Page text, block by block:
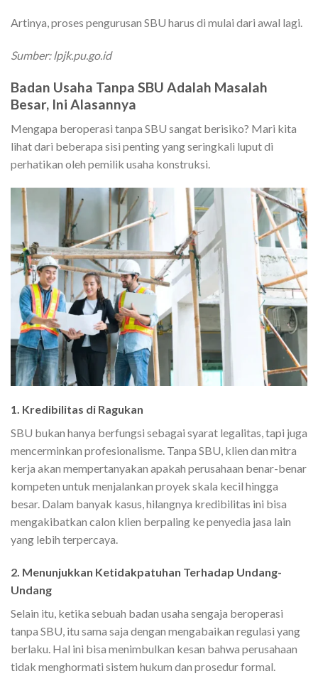
Artinya, proses pengurusan SBU harus di mulai dari awal lagi.
Sumber: lpjk.pu.go.id
Badan Usaha Tanpa SBU Adalah Masalah
Besar, Ini Alasannya
Mengapa beroperasi tanpa SBU sangat berisiko? Mari kita
lihat dari beberapa sisi penting yang seringkali luput di
perhatikan oleh pemilik usaha konstruksi.
1. Kredibilitas di Ragukan
SBU bukan hanya berfungsi sebagai syarat legalitas, tapi juga
mencerminkan profesionalisme. Tanpa SBU, klien dan mitra
kerja akan mempertanyakan apakah perusahaan benar-benar
kompeten untuk menjalankan proyek skala kecil hingga
besar. Dalam banyak kasus, hilangnya kredibilitas ini bisa
mengakibatkan calon klien berpaling ke penyedia jasa lain
yang lebih terpercaya.
2. Menunjukkan Ketidakpatuhan Terhadap Undang-
Undang
Selain itu, ketika sebuah badan usaha sengaja beroperasi
tanpa SBU, itu sama saja dengan mengabaikan regulasi yang
berlaku. Hal ini bisa menimbulkan kesan bahwa perusahaan
tidak menghormati sistem hukum dan prosedur formal.